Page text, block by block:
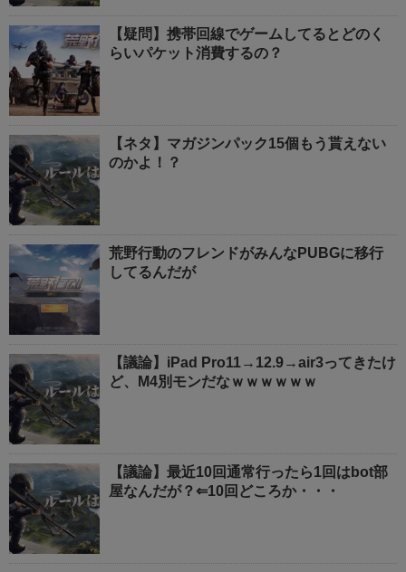
【疑問】携帯回線でゲームしてるとどのく
らいパケット消費するの？
【ネタ】マガジンパック15個もう貰えない
のかよ！？
荒野行動のフレンドがみんなPUBGに移行
してるんだが
【議論】iPad Pro11→12.9→air3ってきたけ
ど、M4別モンだなｗｗｗｗｗｗ
【議論】最近10回通常行ったら1回はbot部
屋なんだが？⇐10回どころか・・・